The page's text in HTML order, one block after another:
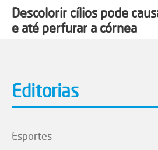
Descolorir cílios pode
e até perfurar a córnea
Editorias
Esportes